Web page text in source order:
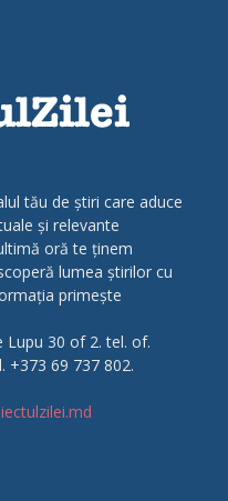
tău de știri care aduce
și relevante
oră te ținem
lumea știrilor cu
primește
Lupu 30 of 2. tel. of.
+373 69 737 802.